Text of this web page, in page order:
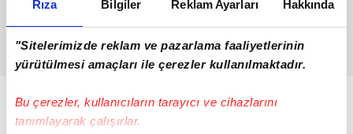
Rıza Bilgiler Reklam Ayarları Hakkında
"Sitelerimizde reklam ve pazarlama faaliyetlerinin
yürütülmesi amaçları ile çerezler kullanılmaktadır.
Bu çerezler, kullanıcıların tarayıcı ve cihazlarını
tanımlayarak çalışırlar.